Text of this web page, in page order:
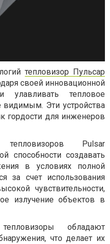
тепловизор Пульсар
своей инновационной
улавливать тепловое
видимым. Эти устройства
гордости для инженеров
Pulsar
способности создавать
в условиях полной
за счет использования
чувствительности,
излучение объектов в
обладают
что делает их